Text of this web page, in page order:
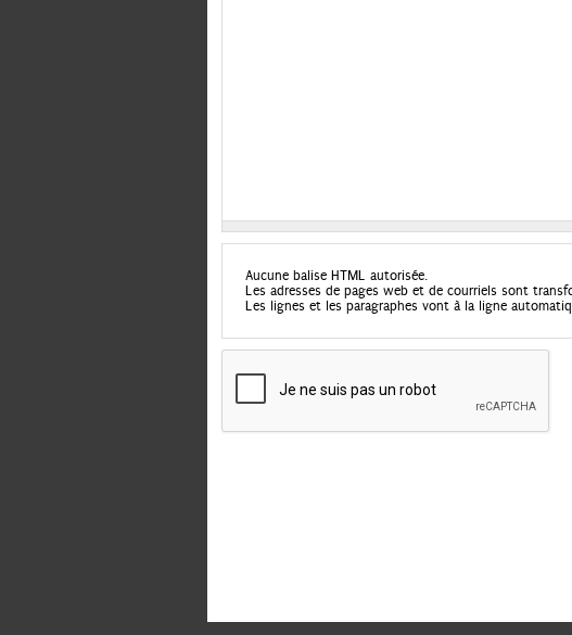
Aucune balise HTML autorisée.
Les adresses de pages web et de courriels sont
Les lignes et les paragraphes vont à la ligne